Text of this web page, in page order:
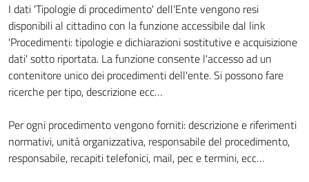
I dati 'Tipologie di procedimento' dell'Ente vengono resi
disponibili al cittadino con la funzione accessibile dal link
'Procedimenti: tipologie e dichiarazioni sostitutive e acquisizione
dati' sotto riportata. La funzione consente l'accesso ad un
contenitore unico dei procedimenti dell'ente. Si possono fare
ricerche per tipo, descrizione ecc…
Per ogni procedimento vengono forniti: descrizione e riferimenti
normativi, unità organizzativa, responsabile del procedimento,
responsabile, recapiti telefonici, mail, pec e termini, ecc…